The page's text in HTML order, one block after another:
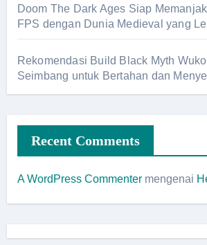
Doom The Dark Ages Siap
FPS dengan Dunia Medieval yang
Rekomendasi Build Black Myth
Seimbang untuk Bertahan dan
Recent Comments
A WordPress Commentermengenai